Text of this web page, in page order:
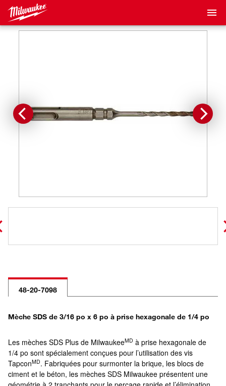
48-20-7098
Mèche SDS de 3/16 po x 6 po à prise hexagonale de 1/4 po
Les mèches SDS Plus de MilwaukeeMD à prise hexagonale de
1/4 po sont spécialement conçues pour l’utilisation des vis
TapconMD. Fabriquées pour surmonter la brique, les blocs de
ciment et le béton, les mèches SDS Milwaukee présentent une